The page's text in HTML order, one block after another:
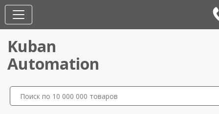
Kuban
Automation